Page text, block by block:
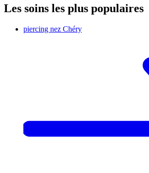
Les soins les plus populaires
piercing nez Chéry